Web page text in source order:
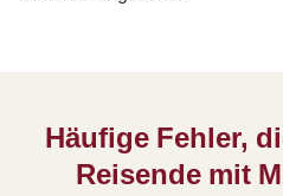
Häufige Fehler,
Reisende mit